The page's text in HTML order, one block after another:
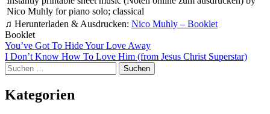
Nico Muhly for piano solo; classical
♫ Herunterladen & Ausdrucken: Nico Muhly – Booklet
Booklet
Beitragsnavigation
You’ve Got To Hide Your Love Away
I Don’t Know How To Love Him (from Jesus Christ Superstar)
Suchen
nach:
Kategorien